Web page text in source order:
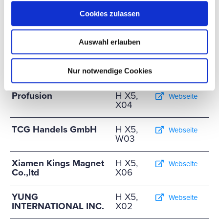
Cookies zulassen
Auswahl erlauben
Nur notwendige Cookies
Guangdong YONGU
Electronic Machinery
Technology Co.,Ltd
H X5,
W07
Mvoid Audio
Technologies GmbH
H X5,
X03
Profusion
H X5,
X04
Webseite
TCG Handels GmbH
H X5,
W03
Webseite
Xiamen Kings Magnet
Co.,ltd
H X5,
X06
Webseite
YUNG
INTERNATIONAL INC.
H X5,
X02
Webseite